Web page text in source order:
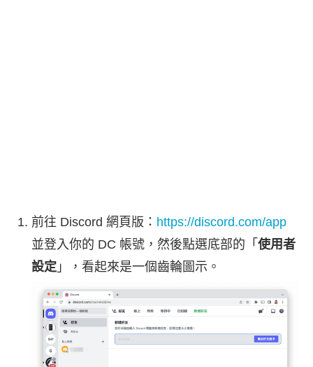
前往 Discord 網頁版： https://discord.com/app
並登入你的 DC 帳號，然後點選底部的「 使用者
設定 」，看起來是一個齒輪圖示。